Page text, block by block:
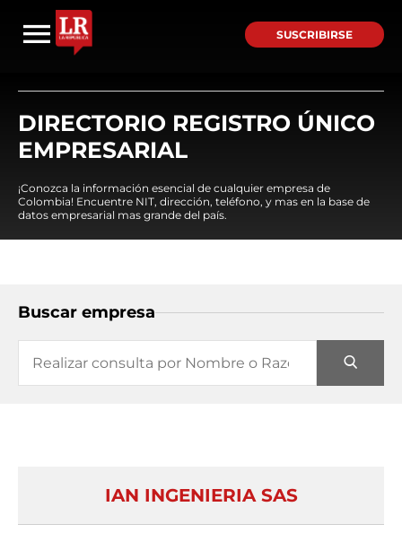
SUSCRIBIRSE
DIRECTORIO REGISTRO ÚNICO
EMPRESARIAL
¡Conozca la información esencial de cualquier empresa de
Colombia! Encuentre NIT, dirección, teléfono, y mas en la base de
datos empresarial mas grande del país.
Buscar empresa
IAN INGENIERIA SAS